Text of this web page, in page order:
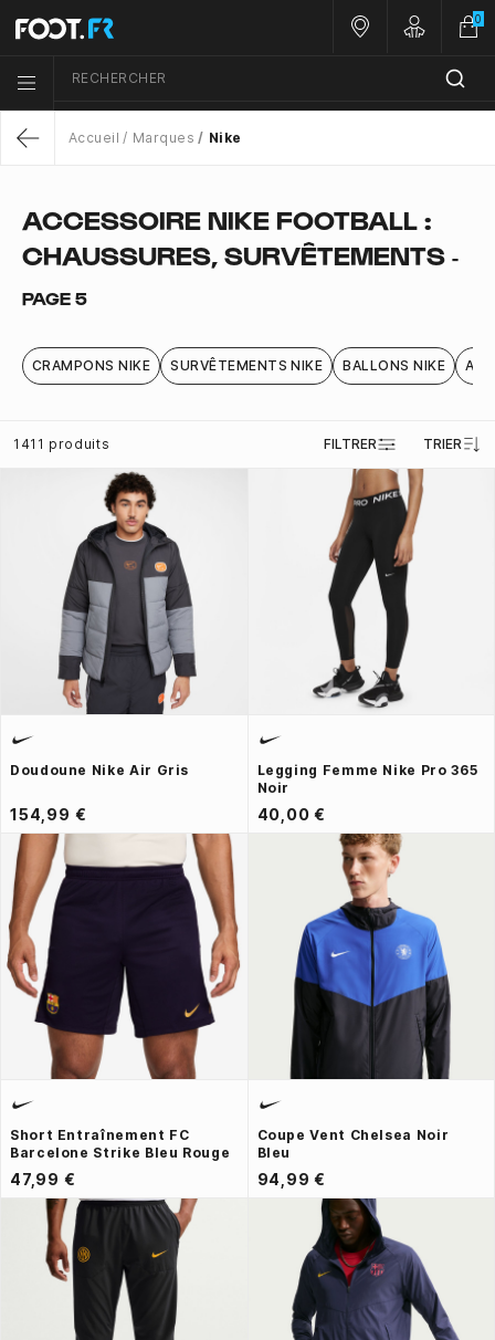
Menu list icon
RECHERCHER
Nos magasins
Customer
0
Accueil Marques Nike
ACCESSOIRE NIKE FOOTBALL :
CHAUSSURES, SURVÊTEMENTS -
PAGE 5
CRAMPONS NIKE SURVÊTEMENTS NIKE BALLONS NIKE
1411 produits FILTRER TRIER
Doudoune Nike Air Gris
154,99 €
Legging Femme Nike Pro 365
Noir
40,00 €
Short Entraînement FC
Barcelone Strike Bleu Rouge
47,99 €
Coupe Vent Chelsea Noir
Bleu
94,99 €